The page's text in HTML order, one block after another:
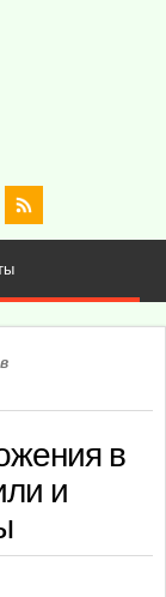
в
и